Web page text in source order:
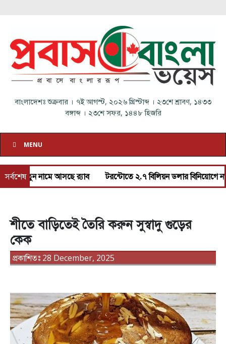
বাংলাদেশঃ শুক্রবার । ৭ই আগস্ট, ২০২৬ খ্রিস্টাব্দ । ২৩শে শ্রাবণ, ১৪৩৩
বঙ্গাব্দ। ২৩শে সফর, ১৪৪৮ হিজরি
MENU
সর্বশেষ
নতুন নামে আসছে র‌্যাব টরন্টোতে ২.৭ বিলিয়ন ডলার বিনিয়োগে নতুন
শীতে বাড়িতেই তৈরি করুন সুস্বাদু গুড়ের
কেক
প্রকাশিতঃ 28 December, 2025